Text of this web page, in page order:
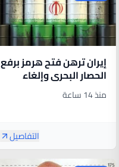
إيران ترهن فتح هرمز برفع
الحصار البحري وإلغاء
العقوبات النفطيةمنذ 14 ساعة
التفاصيل